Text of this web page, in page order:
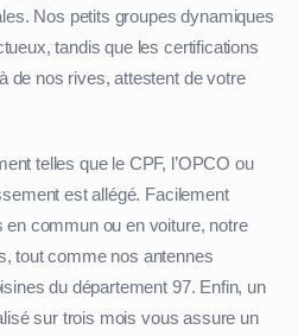
Nos petits groupes dynamiques
tandis que les certifications
de nos rives, attestent de votre
telles que le CPF, l’OPCO ou
est allégé. Facilement
commun ou en voiture, notre
tout comme nos antennes
du département 97. Enfin, un
sur trois mois vous assure un